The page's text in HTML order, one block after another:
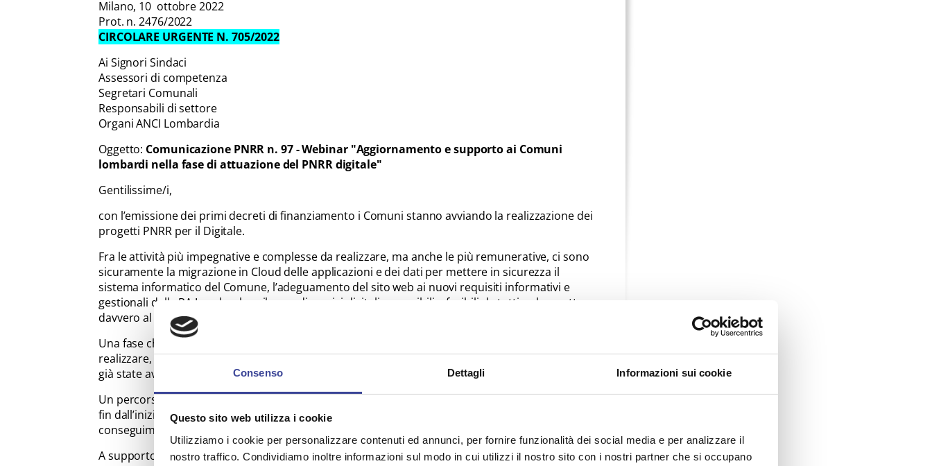
Consenso Dettagli Informazioni sui cookie
Questo sito web utilizza i cookie
Utilizziamo i cookie per personalizzare contenuti ed annunci, per fornire funzionalità dei social media e per analizzare il
nostro traffico. Condividiamo inoltre informazioni sul modo in cui utilizzi il nostro sito con i nostri partner che si occupano
Milano, 10 ottobre 2022
Prot. n. 2476/2022
CIRCOLARE URGENTE N. 705/2022
Ai Signori Sindaci
Assessori di competenza
Segretari Comunali
Responsabili di settore
Organi ANCI Lombardia
Oggetto: Comunicazione PNRR n. 97 - Webinar "Aggiornamento e supporto ai Comuni
lombardi nella fase di attuazione del PNRR digitale"
Gentilissime/i,
con l’emissione dei primi decreti di finanziamento i Comuni stanno avviando la realizzazione dei
progetti PNRR per il Digitale.
Fra le attività più impegnative e complesse da realizzare, ma anche le più remunerative, ci sono
sicuramente la migrazione in Cloud delle applicazioni e dei dati per mettere in sicurezza il
sistema informatico del Comune, l’adeguamento del sito web ai nuovi requisiti informativi e
gestionali della PA Locale e lo sviluppo di servizi digitali accessibili e fruibili da tutti e che mettano
davvero al centro i cittadini.
Una fase che prevede l’individuazione e la contrattualizzazione dei fornitori per le attività da
realizzare, ma anche di verificare i requisiti e completare il percorso per quelle attività che sono
già state avviate, se non addirittura completate e pronte per essere rendicontate.
Un percorso che solleva non poche questioni e domande di ordine tecnico ed amministrativo, e
fin dall’inizio mostra alcune criticità nelle scelte da operare per la buona riuscita dei progetti ed il
conseguimento degli obiettivi richiesti.
A supporto dei Comuni, Anci Lombardia con il Dipartimento per la Trasformazione Digitale